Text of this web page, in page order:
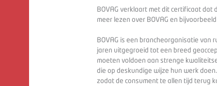
BOVAG verklaart met dit certificaat dat
meer lezen over BOVAG en
BOVAG is een brancheorganisatie van
jaren uitgegroeid tot een breed
moeten voldoen aan strenge
die op deskundige wijze hun werk
zodat de consument te allen tijd terug